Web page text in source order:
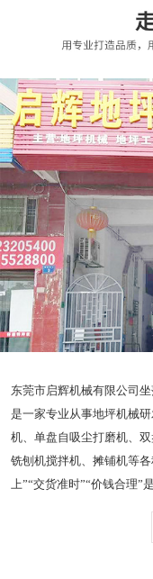
东莞市启辉机械有限公司
是一家专业从事地坪机械
机、单盘自吸尘打磨机、
铣刨机搅拌机、摊铺机等
上”“交货准时”“价钱合理”是